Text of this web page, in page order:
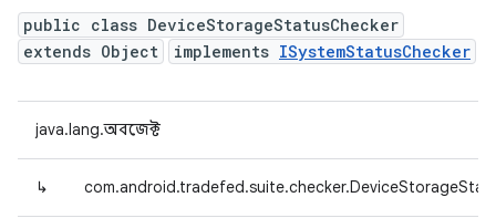
public class DeviceStorageStatusChecker
extends Object
implements ISystemStatusChecker
java.lang.অবজেক্ট
↳